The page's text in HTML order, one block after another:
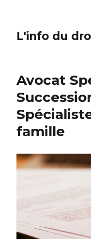
L'info du
Avocat
famille